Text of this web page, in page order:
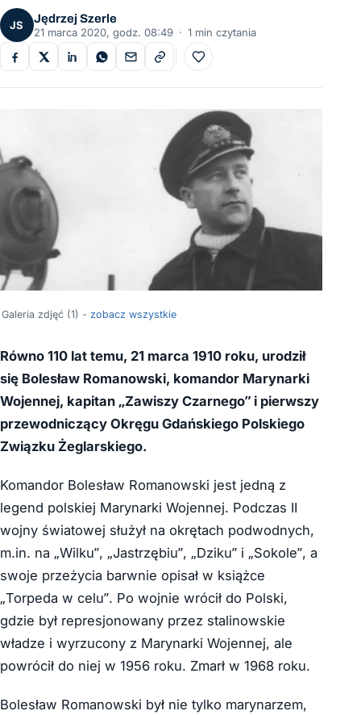
JS
Jędrzej Szerle
21 marca 2020, godz. 08:49 · 1 min czytania
Do ulubionych
Galeria zdjęć (1) - zobacz wszystkie
Równo 110 lat temu, 21 marca 1910 roku, urodził
się Bolesław Romanowski, komandor Marynarki
Wojennej, kapitan „Zawiszy Czarnego” i pierwszy
przewodniczący Okręgu Gdańskiego Polskiego
Związku Żeglarskiego.
Komandor Bolesław Romanowski jest jedną z
legend polskiej Marynarki Wojennej. Podczas II
wojny światowej służył na okrętach podwodnych,
m.in. na „Wilku”, „Jastrzębiu”, „Dziku” i „Sokole”, a
swoje przeżycia barwnie opisał w książce
„Torpeda w celu”. Po wojnie wrócił do Polski,
gdzie był represjonowany przez stalinowskie
władze i wyrzucony z Marynarki Wojennej, ale
powrócił do niej w 1956 roku. Zmarł w 1968 roku.
Bolesław Romanowski był nie tylko marynarzem,